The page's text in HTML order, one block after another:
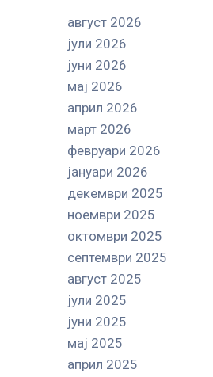
август 2026
јули 2026
јуни 2026
мај 2026
април 2026
март 2026
февруари 2026
јануари 2026
декември 2025
ноември 2025
октомври 2025
септември 2025
август 2025
јули 2025
јуни 2025
мај 2025
април 2025